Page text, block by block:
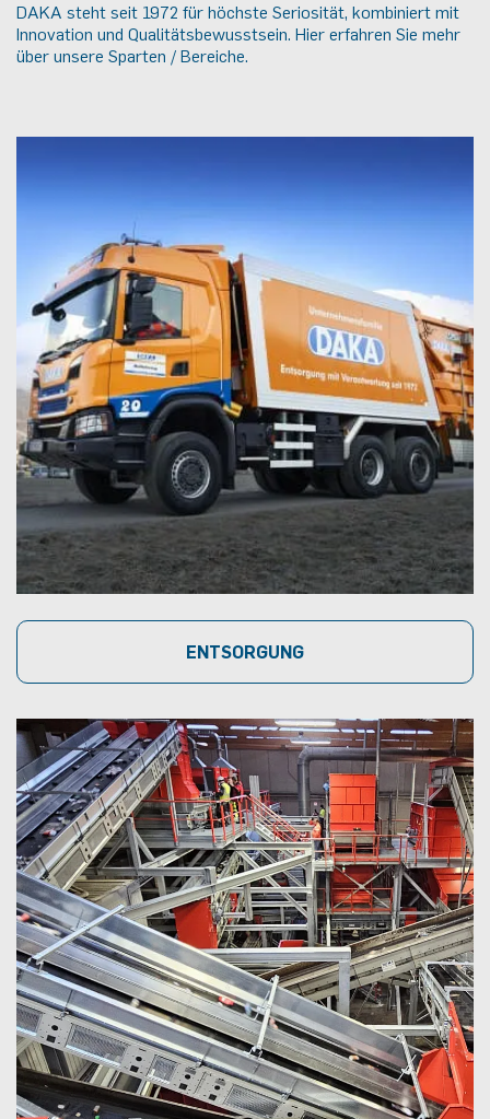
DAKA steht seit 1972 für höchste Seriosität, kombiniert mit
Innovation und Qualitätsbewusstsein. Hier erfahren Sie mehr
über unsere Sparten / Bereiche.
ENTSORGUNG